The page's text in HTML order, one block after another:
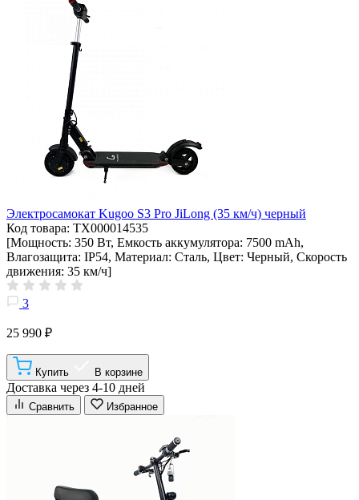
Электросамокат Kugoo S3 Pro JiLong (35 км/ч) черный
Код товара: ТХ000014535
[Мощность: 350 Вт, Емкость аккумулятора: 7500 mAh,
Влагозащита: IP54, Материал: Сталь, Цвет: Черный, Скорость
движения: 35 км/ч]
3
25 990 ₽
Купить В корзине
Доставка через 4-10 дней
Сравнить Избранное